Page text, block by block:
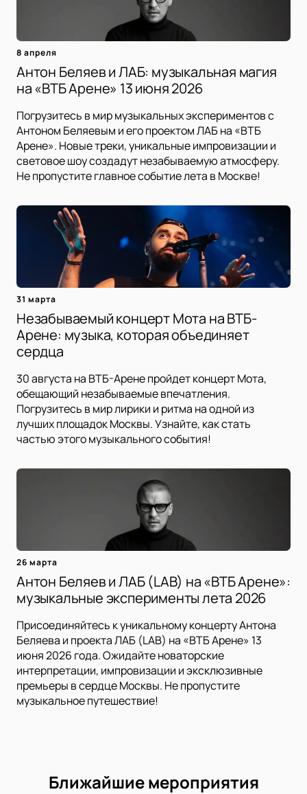
8 апреля
Антон Беляев и ЛАБ: музыкальная магия
на «ВТБ Арене» 13 июня 2026
Погрузитесь в мир музыкальных экспериментов с
Антоном Беляевым и его проектом ЛАБ на «ВТБ
Арене». Новые треки, уникальные импровизации и
световое шоу создадут незабываемую атмосферу.
Не пропустите главное событие лета в Москве!
31 марта
Незабываемый концерт Мота на ВТБ-
Арене: музыка, которая объединяет
сердца
30 августа на ВТБ-Арене пройдет концерт Мота,
обещающий незабываемые впечатления.
Погрузитесь в мир лирики и ритма на одной из
лучших площадок Москвы. Узнайте, как стать
частью этого музыкального события!
26 марта
Антон Беляев и ЛАБ (LAB) на «ВТБ Арене»:
музыкальные эксперименты лета 2026
Присоединяйтесь к уникальному концерту Антона
Беляева и проекта ЛАБ (LAB) на «ВТБ Арене» 13
июня 2026 года. Ожидайте новаторские
интерпретации, импровизации и эксклюзивные
премьеры в сердце Москвы. Не пропустите
музыкальное путешествие!
Ближайшие мероприятия